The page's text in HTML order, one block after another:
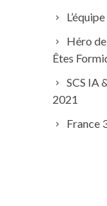
Héro de
Êtes
SCS IA
2021
France